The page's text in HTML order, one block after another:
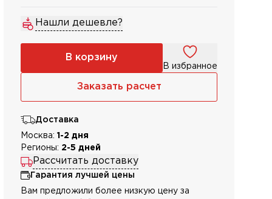
Нашли дешевле?
В корзину
В избранное
Заказать расчет
Доставка
Москва: 1-2 дня
Регионы: 2-5 дней
Рассчитать доставку
Гарантия лучшей цены
Вам предложили более низкую цену за